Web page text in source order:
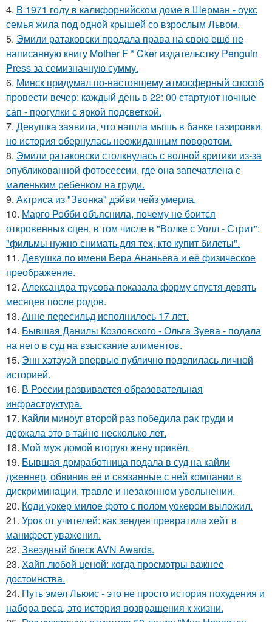
4. В 1971 году в калифорнийском доме в Шерман - оукс
семья жила под одной крышей со взрослым Львом.
5. Эмили ратаковски продала права на свою ещё не
написанную книгу Mother F * Cker издательству Penguin
Press за семизначную сумму.
6. Минск придумал по-настоящему атмосферный способ
провести вечер: каждый день в 22: 00 стартуют ночные
сап - прогулки с яркой подсветкой.
7. Девушка заявила, что нашла мышь в банке газировки,
но история обернулась неожиданным поворотом.
8. Эмили ратаковски столкнулась с волной критики из-за
опубликованной фотосессии, где она запечатлена с
маленьким ребенком на груди.
9. Актриса из "Звонка" дэйви чейз умерла.
10. Марго Робби объяснила, почему не боится
откровенных сцен, в том числе в "Волке с Уолл - Стрит":
"фильмы нужно снимать для тех, кто купит билеты".
11. Девушка по имени Вера Ананьева и её физическое
преображение.
12. Александра трусова показала форму спустя девять
месяцев после родов.
13. Анне пересильд исполнилось 17 лет.
14. Бывшая Данилы Козловского - Ольга Зуева - подала
на него в суд на взыскание алиментов.
15. Энн хэтэуэй впервые публично поделилась личной
историей.
16. В России развивается образовательная
инфраструктура.
17. Кайли миноуг второй раз победила рак груди и
держала это в тайне несколько лет.
18. Мой муж домой вторую жену привёл.
19. Бывшая домработница подала в суд на кайли
дженнер, обвинив её и связанные с ней компании в
дискриминации, травле и незаконном увольнении.
20. Коди уокер милое фото с полом уокером выложил.
21. Урок от учителей: как зендея превратила хейт в
манифест уважения.
22. Звездный блеск AVN Awards.
23. Хайп любой ценой: когда просмотры важнее
достоинства.
24. Путь эмел Льюис - это не просто история похудения и
набора веса, это история возвращения к жизни.